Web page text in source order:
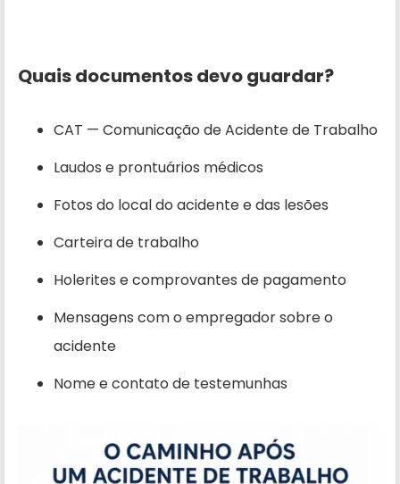
Quais documentos devo guardar?
CAT — Comunicação de Acidente de Trabalho
Laudos e prontuários médicos
Fotos do local do acidente e das lesões
Carteira de trabalho
Holerites e comprovantes de pagamento
Mensagens com o empregador sobre o
acidente
Nome e contato de testemunhas